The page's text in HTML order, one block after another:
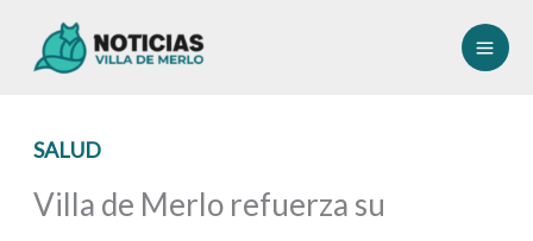
SALUD
Villa de Merlo refuerza su